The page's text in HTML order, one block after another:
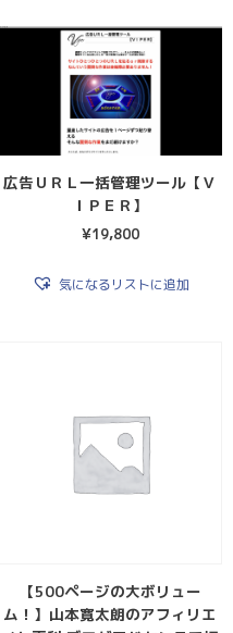
広告ＵＲＬ一括管理ツール【Ｖ
ＩＰＥＲ】
¥19,800
気になるリストに追加
【500ページの大ボリュー
ム！】山本寛太朗のアフィリエ